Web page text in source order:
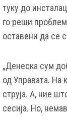
туку до
го реши
оставени да се
„Денеска сум
од Управата. На
струја. А, ние
сесија. Но,